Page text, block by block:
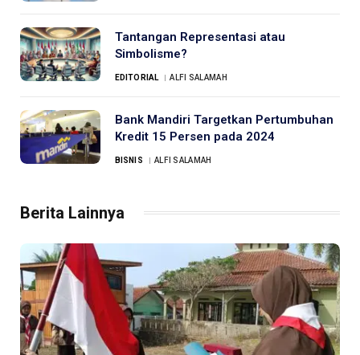
Tantangan Representasi atau
Simbolisme?
EDITORIAL ALFI SALAMAH
Bank Mandiri Targetkan Pertumbuhan
Kredit 15 Persen pada 2024
BISNIS ALFI SALAMAH
Berita Lainnya